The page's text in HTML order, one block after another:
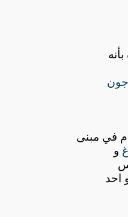
جون
في مبنى
و
احد